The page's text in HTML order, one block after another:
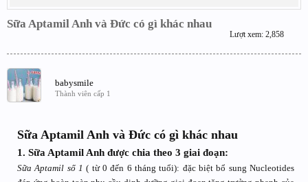
Sữa Aptamil Anh và Đức có gì khác nhau
Lượt xem: 2,858
babysmile
Thành viên cấp 1
Sữa Aptamil Anh và Đức có gì khác nhau
1. Sữa Aptamil Anh được chia theo 3 giai đoạn:
Sữa Aptamil số 1 ( từ 0 đến 6 tháng tuổi): đặc biệt bổ sung Nucleotides